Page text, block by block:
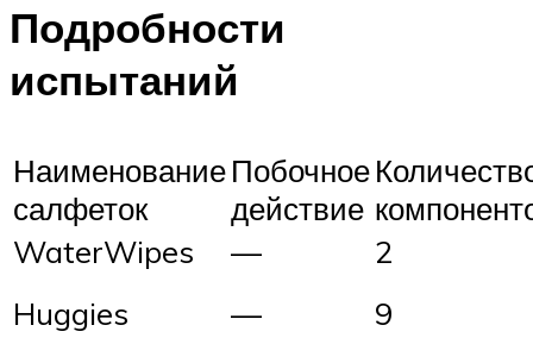
Подробности
испытаний
Наименование
салфеток
Побочное
действие
WaterWipes
—
2
Huggies
— 9